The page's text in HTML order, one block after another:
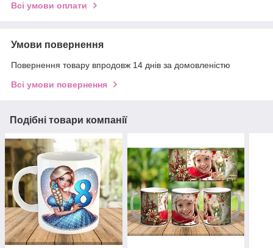
Всі умови оплати
Умови повернення
Повернення товару впродовж 14 днів за домовленістю
Всі умови повернення
Подібні товари компанії